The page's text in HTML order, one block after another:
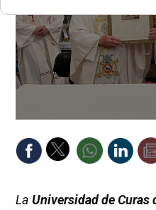
La Universidad de Curas